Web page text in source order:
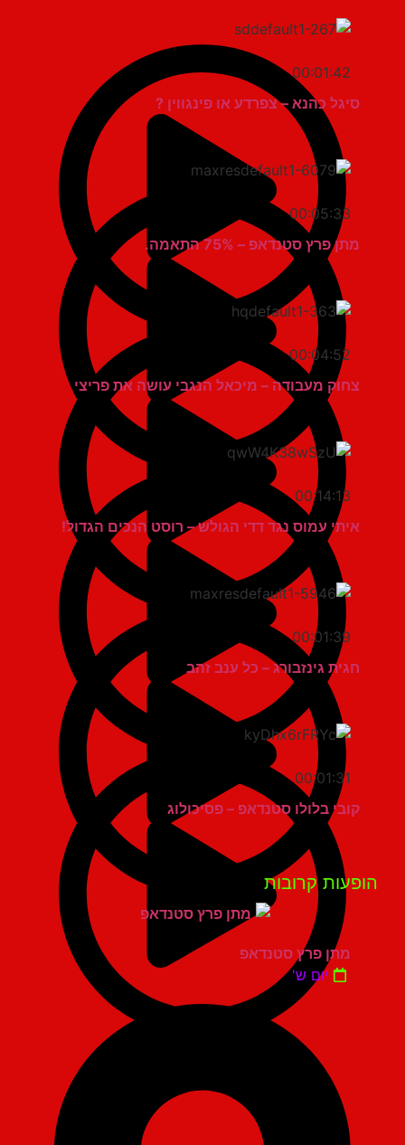
00:01:42
סיגל כהנא – צפרדע או פינגווין ?
00:05:33
מתן פרץ סטנדאפ – 75% התאמה.
00:04:52
צחוק מעבודה – מיכאל הנגבי עושה את פריצי
00:14:13
איתי עמוס נגד דדי הגולש – רוסט הנכים הגדול!
00:01:39
חגית גינזבורג – כל ענב זהב
00:01:31
קובי בלולו סטנדאפ – פסיכולוג
קרובות
מתן פרץ סטנדאפ
יום ש'